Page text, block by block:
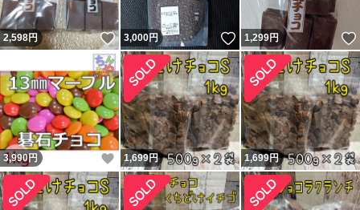
2,598円 いいね！
3,000円 いいね！
1,299円
3,990円 いいね！
1,699円 1,699円